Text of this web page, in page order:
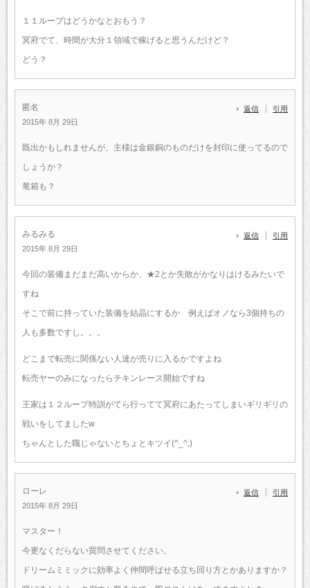
１１ループはどうかなとおもう？
冥府でて、時間が大分１領域で稼げると思うんだけど？
どう？
匿名
2015年 8月 29日
返信 引用
既出かもしれませんが、主様は金銀銅のものだけを封印に使ってるので
しょうか？
竜箱も？
みるみる
2015年 8月 29日
返信 引用
今回の装備まだまだ高いからか、★2とか失敗がかなりはけるみたいで
すね
そこで前に持っていた装備を結晶にするか 例えばオノなら3個持ちの
人も多数ですし。。。
どこまで転売に関係ない人達が売りに入るかですよね
転売ヤーのみになったらチキンレース開始ですね
王家は１２ループ特訓がてら行ってて冥府にあたってしまいギリギリの
戦いをしてましたw
ちゃんとした職じゃないとちょとキツイ(^_^;)
ローレ
2015年 8月 29日
返信 引用
マスター！
今更なくだらない質問させてください。
ドリームミミックに効率よく仲間呼ばせる立ち回り方とかありますか？